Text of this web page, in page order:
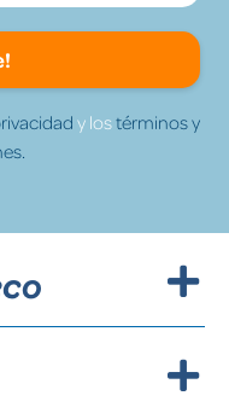
y lostérminos y